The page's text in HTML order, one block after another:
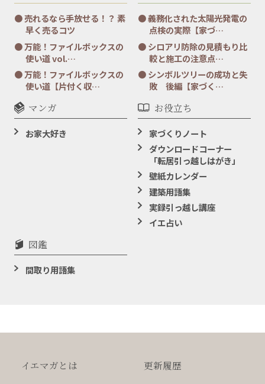
売れるなら手放せる！？ 素
早く売るコツ
万能！ファイルボックスの
使い道 vol.…
万能！ファイルボックスの
使い道【片付く収…
義務化された太陽光発電の
点検の実際【家づ…
シロアリ防除の見積もり比
較と施工の注意点…
シンボルツリーの成功と失
敗 後編【家づく…
マンガ
お家大好き
お役立ち
家づくりノート
ダウンロードコーナー
「転居引っ越しはがき」
壁紙カレンダー
建築用語集
実録引っ越し講座
イエ占い
図鑑
間取り用語集
イエマガとは 更新履歴